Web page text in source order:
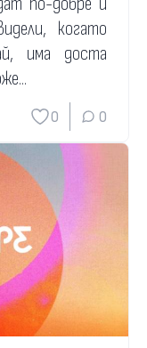
когато
има доста
0 0